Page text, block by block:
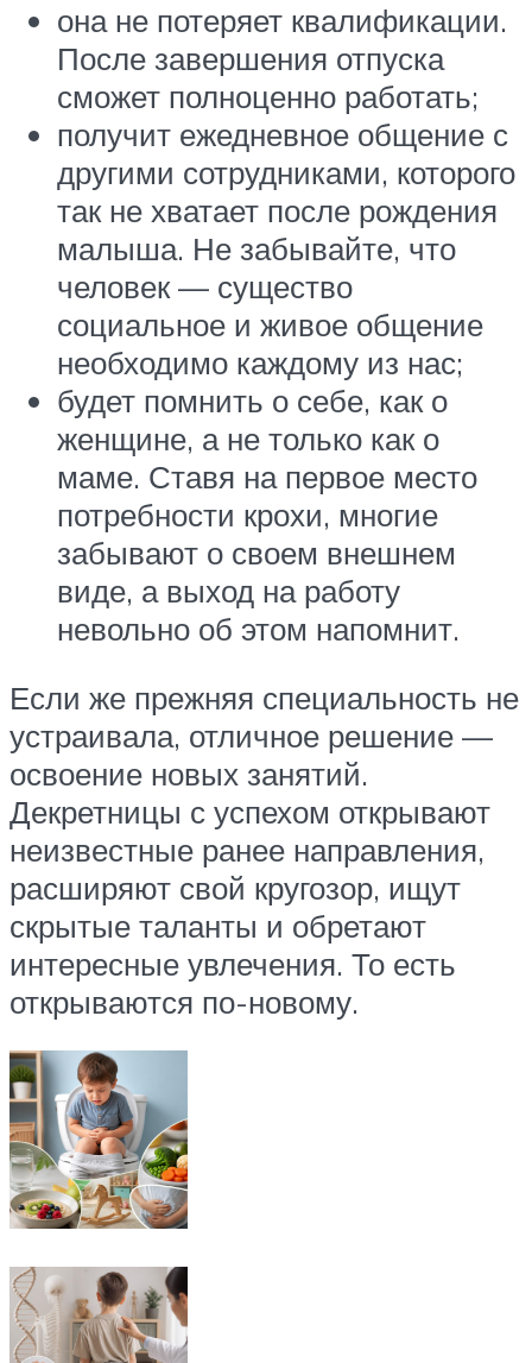
она не потеряет квалификации.
После завершения отпуска
сможет полноценно работать;
получит ежедневное общение с
другими сотрудниками, которого
так не хватает после рождения
малыша. Не забывайте, что
человек — существо
социальное и живое общение
необходимо каждому из нас;
будет помнить о себе, как о
женщине, а не только как о
маме. Ставя на первое место
потребности крохи, многие
забывают о своем внешнем
виде, а выход на работу
невольно об этом напомнит.
Если же прежняя специальность не
устраивала, отличное решение —
освоение новых занятий.
Декретницы с успехом открывают
неизвестные ранее направления,
расширяют свой кругозор, ищут
скрытые таланты и обретают
интересные увлечения. То есть
открываются по-новому.